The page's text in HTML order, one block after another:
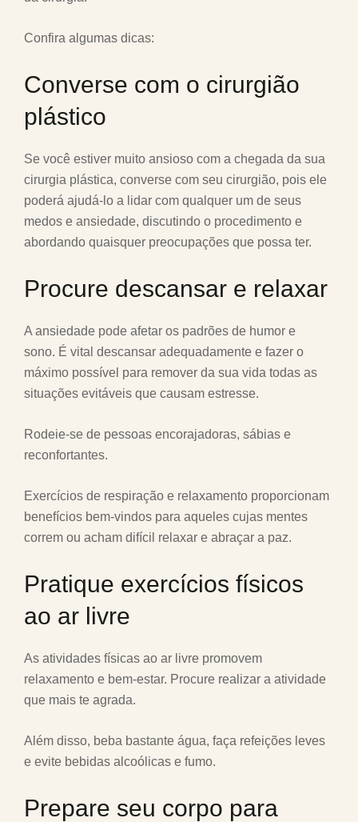
Confira algumas dicas:
Converse com o cirurgião
plástico
Se você estiver muito ansioso com a chegada da sua
cirurgia plástica, converse com seu cirurgião, pois ele
poderá ajudá-lo a lidar com qualquer um de seus
medos e ansiedade, discutindo o procedimento e
abordando quaisquer preocupações que possa ter.
Procure descansar e relaxar
A ansiedade pode afetar os padrões de humor e
sono. É vital descansar adequadamente e fazer o
máximo possível para remover da sua vida todas as
situações evitáveis que causam estresse.
Rodeie-se de pessoas encorajadoras, sábias e
reconfortantes.
Exercícios de respiração e relaxamento proporcionam
benefícios bem-vindos para aqueles cujas mentes
correm ou acham difícil relaxar e abraçar a paz.
Pratique exercícios físicos
ao ar livre
As atividades físicas ao ar livre promovem
relaxamento e bem-estar. Procure realizar a atividade
que mais te agrada.
Além disso, beba bastante água, faça refeições leves
e evite bebidas alcoólicas e fumo.
Prepare seu corpo para